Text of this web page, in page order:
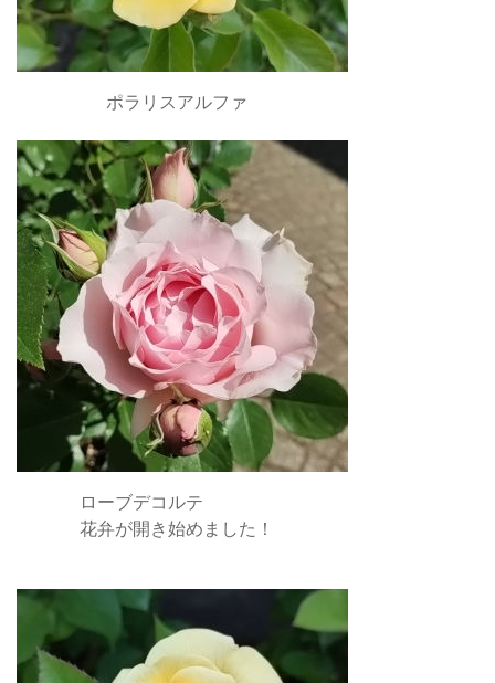
ポラリスアルファ
ローブデコルテ
花弁が開き始めました！